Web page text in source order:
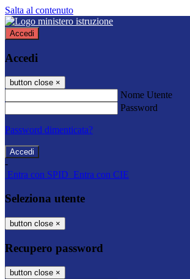
Salta al contenuto
Accedi
Accedi
button close ×
Nome Utente
Password
Password dimenticata?
-
Entra con SPID Entra con CIE
Seleziona utente
button close ×
Recupero password
button close ×